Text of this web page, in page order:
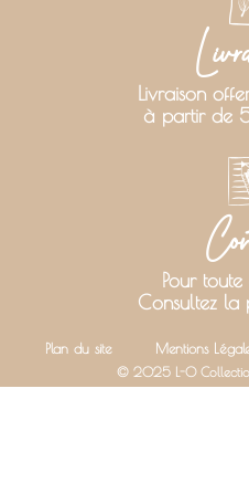
Livraison
à partir de
Pour
Consultez la
Plan du site Mentions
© 2025 L-O Collection